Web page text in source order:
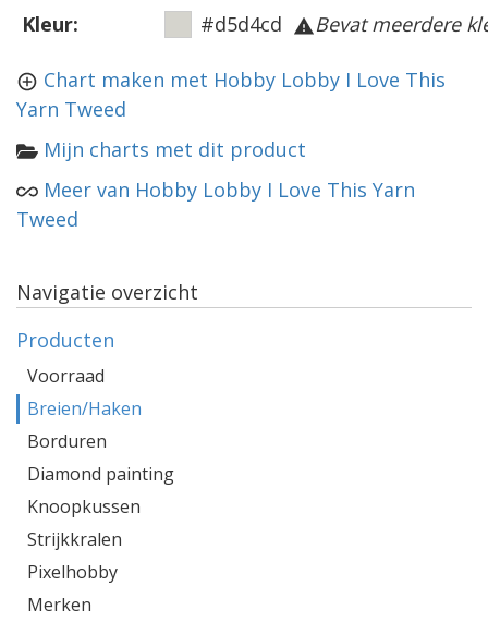
Kleur:
#d5d4cd Bevat meerdere
Chart maken met Hobby Lobby I Love This
Yarn Tweed
Mijn charts met dit product
Meer van Hobby Lobby I Love This Yarn
Tweed
Navigatie overzicht
Producten
Voorraad
Breien/Haken
Borduren
Diamond painting
Knoopkussen
Strijkkralen
Pixelhobby
Merken